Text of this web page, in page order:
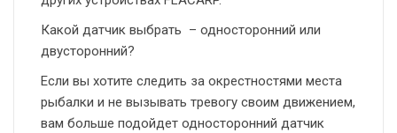
Какой датчик выбрать – односторонний или
двусторонний?
Если вы хотите следить за окрестностями места
рыбалки и не вызывать тревогу своим движением,
вам больше подойдет односторонний датчик